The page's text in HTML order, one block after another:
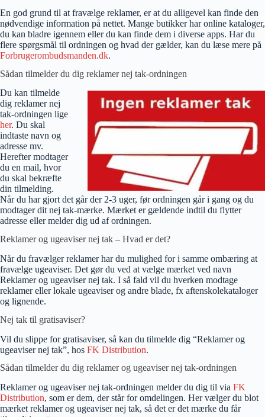
En god grund til at fravælge reklamer, er at du alligevel kan finde den
nødvendige information på nettet. Mange butikker har online kataloger,
du kan bladre igennem eller du kan finde dem i diverse apps. Har du
flere spørgsmål til ordningen og hvad der gælder, kan du læse mere på
Forbrugerombudsmanden.dk.
Sådan tilmelder du dig reklamer nej tak-ordningen
Du kan tilmelde
dig reklamer nej
tak-ordningen lige
her. Du skal
indtaste navn og
adresse mv.
Herefter modtager
du en mail, hvor
du skal bekræfte
din tilmelding.
Når du har gjort det går der 2-3 uger, før ordningen går i gang og du
modtager dit nej tak-mærke. Mærket er gældende indtil du flytter
adresse eller melder dig ud af ordningen.
Reklamer og ugeaviser nej tak – Hvad er det?
Når du fravælger reklamer har du mulighed for i samme ombæring at
fravælge ugeaviser. Det gør du ved at vælge mærket ved navn
Reklamer og ugeaviser nej tak. I så fald vil du hverken modtage
reklamer eller lokale ugeaviser og andre blade, fx aftenskolekataloger
og lignende.
Nej tak til gratisaviser?
Vil du slippe for gratisaviser, så kan du tilmelde dig “Reklamer og
ugeaviser nej tak”, hos FK Distribution.
Sådan tilmelder du dig reklamer og ugeaviser nej tak-ordningen
Reklamer og ugeaviser nej tak-ordningen melder du dig til via FK
Distribution, som er dem, der står for omdelingen. Her vælger du blot
mærket reklamer og ugeaviser nej tak, så det er det mærke du får